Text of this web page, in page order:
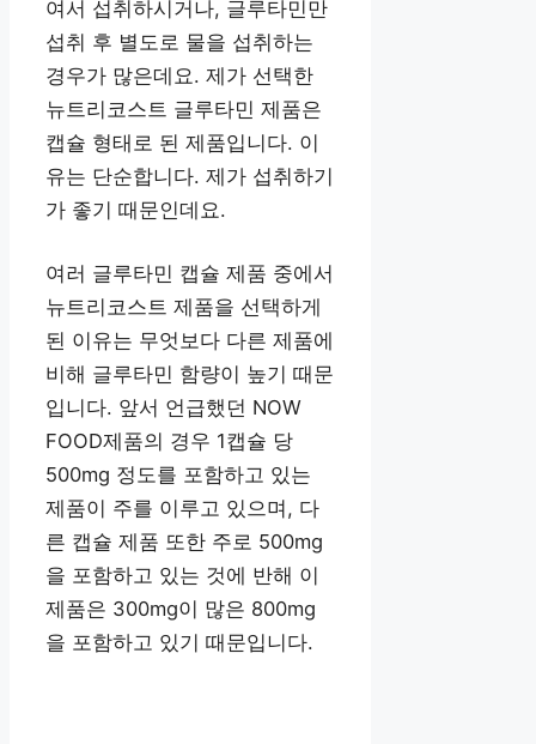
여서 섭취하시거나, 글루타민만
섭취 후 별도로 물을 섭취하는
경우가 많은데요. 제가 선택한
뉴트리코스트 글루타민 제품은
캡슐 형태로 된 제품입니다. 이
유는 단순합니다. 제가 섭취하기
가 좋기 때문인데요.
여러 글루타민 캡슐 제품 중에서
뉴트리코스트 제품을 선택하게
된 이유는 무엇보다 다른 제품에
비해 글루타민 함량이 높기 때문
입니다. 앞서 언급했던 NOW
FOOD제품의 경우 1캡슐 당
500mg 정도를 포함하고 있는
제품이 주를 이루고 있으며, 다
른 캡슐 제품 또한 주로 500mg
을 포함하고 있는 것에 반해 이
제품은 300mg이 많은 800mg
을 포함하고 있기 때문입니다.